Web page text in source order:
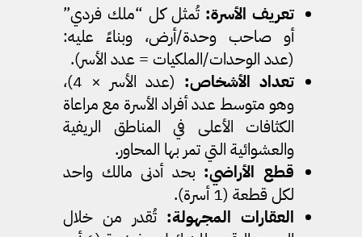
تعريف الأسرة: تُمثل كل “ملك فردي”
أو صاحب وحدة/أرض، وبناءً عليه:
(عدد الوحدات/الملكيات = عدد الأسر).
تعداد الأشخاص:
(عدد الأسر × 4)،
وهو متوسط عدد أفراد الأسرة مع مراعاة
الكثافات الأعلى في المناطق الريفية
والعشوائية التي تمر بها المحاور.
قطع الأراضي: بحد أدنى مالك واحد
لكل قطعة (1 أسرة).
العقارات المجهولة: تُقدر من خلال